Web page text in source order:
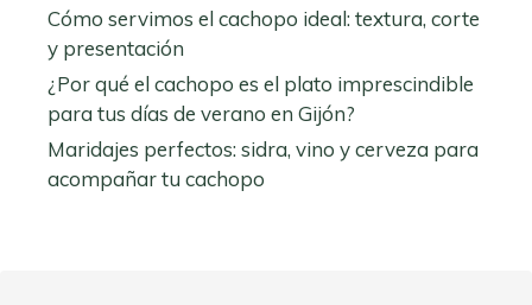
Cómo servimos el cachopo ideal: textura, corte
y presentación
¿Por qué el cachopo es el plato imprescindible
para tus días de verano en Gijón?
Maridajes perfectos: sidra, vino y cerveza para
acompañar tu cachopo